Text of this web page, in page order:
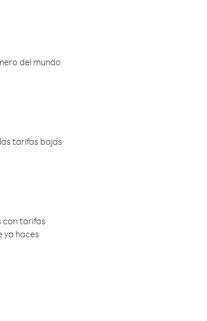
del mundo
tarifas bajas
con tarifas
ya haces